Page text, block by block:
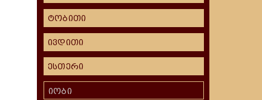
ტობითი
ივდითი
ესთერი
იობი